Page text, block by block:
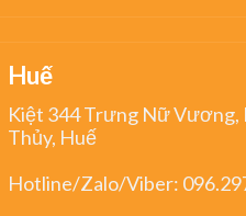
Huế
Kiệt 344 Trưng Nữ
Thủy, Huế
Hotline/Zalo/Viber: